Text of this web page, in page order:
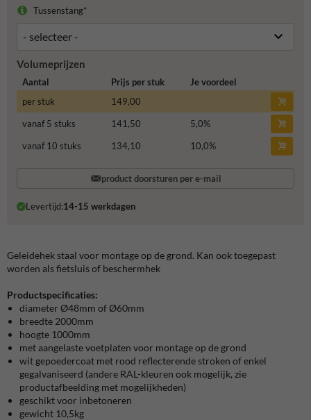
Tussenstang*
Volumeprijzen
Aantal Prijs per stuk
Je voordeel
per stuk
149,00
vanaf 5 stuks
141,50 5,0%
vanaf 10 stuks
134,10 10,0%
product doorsturen per e-mail
Levertijd:14-15 werkdagen
Geleidehek staal voor montage op de grond. Kan ook toegepast
worden als fietsluis of beschermhek
Productspecificaties:
diameter Ø48mm of Ø60mm
breedte 2000mm
hoogte 1000mm
met aangelaste voetplaten voor montage op de grond
wit gepoedercoat met rood reflecterende stroken of enkel
gegalvaniseerd (andere RAL-kleuren ook mogelijk, zie
productafbeelding met mogelijkheden)
geschikt voor inbetoneren
gewicht 10,5kg